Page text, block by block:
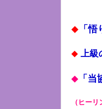
◆ 「
◆ 上級
◆ 「
（ヒー